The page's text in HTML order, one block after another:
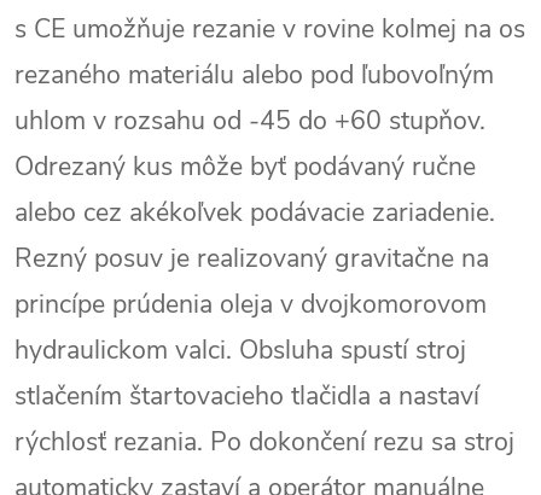
s CE umožňuje rezanie v rovine kolmej na os
rezaného materiálu alebo pod ľubovoľným
uhlom v rozsahu od -45 do +60 stupňov.
Odrezaný kus môže byť podávaný ručne
alebo cez akékoľvek podávacie zariadenie.
Rezný posuv je realizovaný gravitačne na
princípe prúdenia oleja v dvojkomorovom
hydraulickom valci. Obsluha spustí stroj
stlačením štartovacieho tlačidla a nastaví
rýchlosť rezania. Po dokončení rezu sa stroj